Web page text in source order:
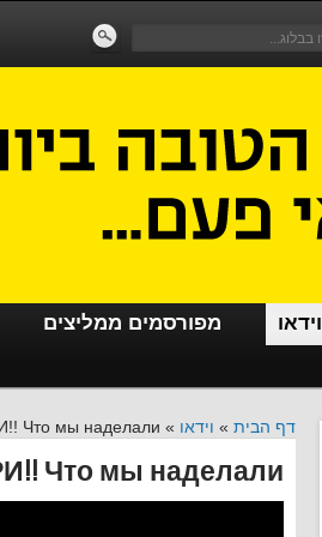
וידאו מפורסמים ממליצים
דף הבית » וידאו »
Что мы наделали…
Что мы наделали…